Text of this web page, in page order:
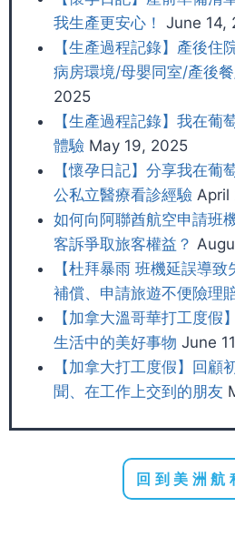
我生產更安心！ June 14,
【生產過程記錄】產後
病房環境/母嬰同室/產後
2025
【生產過程記錄】我在葡
體驗 May 19, 2025
【懷孕日記】分享我在葡
公私立醫療看診經驗 April
如何向阿聯酋航空申請班
客訴爭取旅客權益？
【杜拜暴雨 班機延誤導
補償、申請旅遊不便險理
【加拿大溫哥華打工度假
生活中的美好事物 June
【加拿大打工度假】回顧
聞、在工作上交到的朋友
回到美洲航